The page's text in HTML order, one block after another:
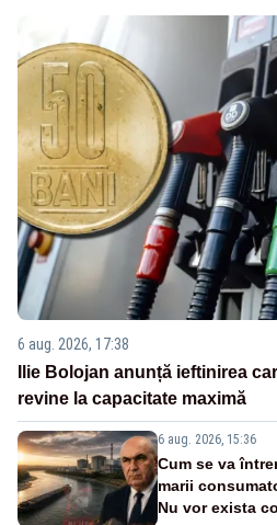
6 aug. 2026, 17:38
Ilie Bolojan anunță ieftinirea
revine la capacitate maximă
6 aug. 2026, 15:36
Cum se va
marii
Nu vor exista